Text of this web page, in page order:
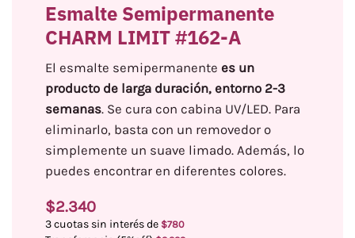
Esmalte Semipermanente
CHARM LIMIT #162-A
El esmalte semipermanente es un
producto de larga duración, entorno 2-3
semanas. Se cura con cabina UV/LED. Para
eliminarlo, basta con un removedor o
simplemente un suave limado. Además, lo
puedes encontrar en diferentes colores.
$2.340
3 cuotas sin interés de $780